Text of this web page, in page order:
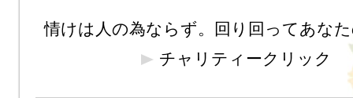
チャリティークリック